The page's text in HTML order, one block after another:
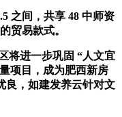
之间，共享 48 中师资
贸易款式。
将进一步巩固 “人文宜
项目，成为肥西新房
良，如建发养云针对文